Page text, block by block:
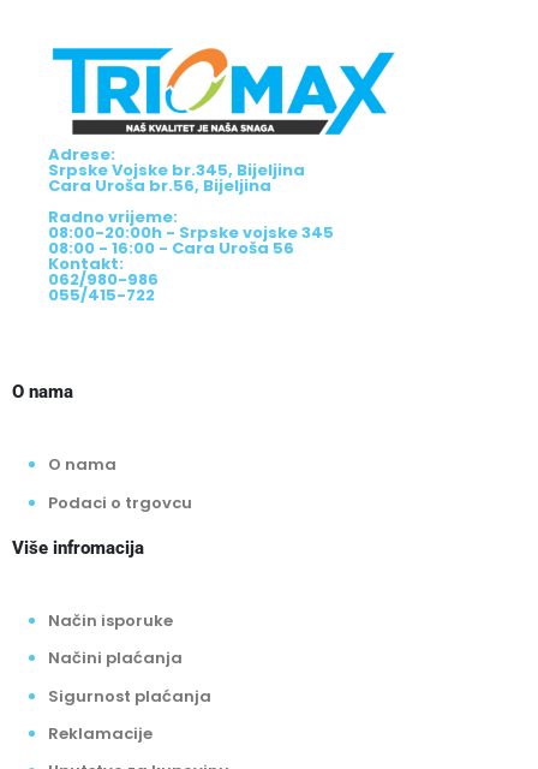
Adrese:
Srpske Vojske br.345, Bijeljina
Cara Uroša br.56, Bijeljina
Radno vrijeme:
08:00-20:00h - Srpske vojske 345
08:00 - 16:00 - Cara Uroša 56
Kontakt:
062/980-986
055/415-722
O nama
O nama
Podaci o trgovcu
Više infromacija
Način isporuke
Načini plaćanja
Sigurnost plaćanja
Reklamacije